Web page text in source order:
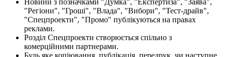
"Регіони", "Гроші", "Влада", "Вибори", "Тест-драйв",
"Спецпроекти", "Промо" публікуються на правах
реклами.
Розділ Спецпроекти створюється спільно з
комерційними партнерами.
Будь яке копіювання, публікація, передрук, чи наступне